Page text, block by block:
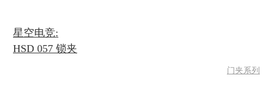
星空电竞:
HSD 057 锁夹
门夹系列